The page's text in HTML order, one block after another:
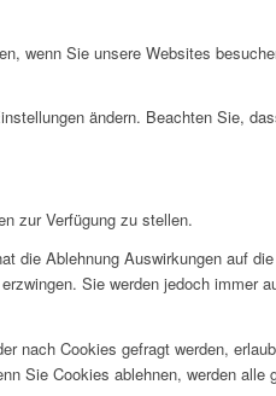
wenn Sie unsere Websites
ändern. Beachten Sie,
zur Verfügung zu stellen.
Ablehnung Auswirkungen auf
Sie werden jedoch
Cookies gefragt werden,
Sie Cookies ablehnen, werden